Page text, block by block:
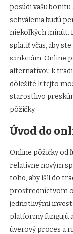
posúdi vašu bonitu
schválenia budú
niekoľkých minút.
splatiť včas, aby
sankciám. Online
alternatívou k
dôležité k tejto
starostlivo
pôžičky.
Úvod do
Online pôžičky od
relatívne novým
toho, aby išli do
prostredníctvom
jednotlivými
platformy fungujú
úverový proces a